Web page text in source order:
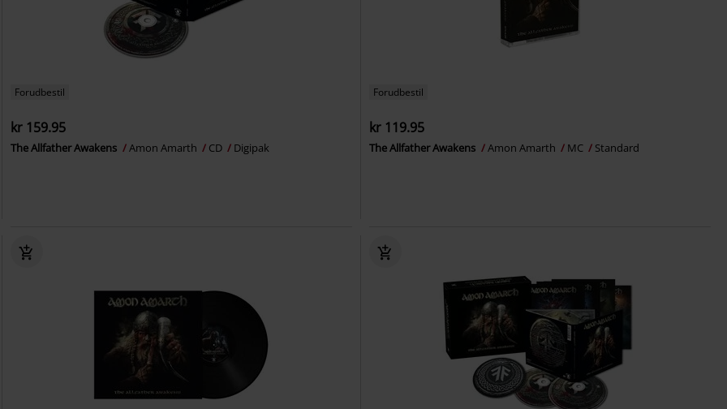
Forudbestil
kr 159.95
The Allfather Awakens Amon Amarth CD Digipak
Forudbestil
kr 119.95
The Allfather Awakens Amon Amarth MC Standard